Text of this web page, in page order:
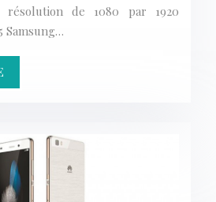
résolution de 1080 par 1920
Samsung…